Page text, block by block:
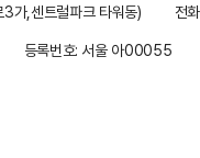
가,센트럴파크 타워동)
전
등록번호: 서울 아00055